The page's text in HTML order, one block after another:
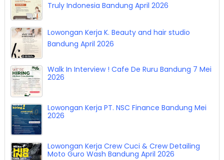
April 2026
Lowongan Kerja Admin Turly Home Spa CV.
Truly Indonesia Bandung April 2026
Lowongan Kerja K. Beauty and hair studio
Bandung April 2026
Walk In Interview ! Cafe De Ruru Bandung 7 Mei
2026
Lowongan Kerja PT. NSC Finance Bandung Mei
2026